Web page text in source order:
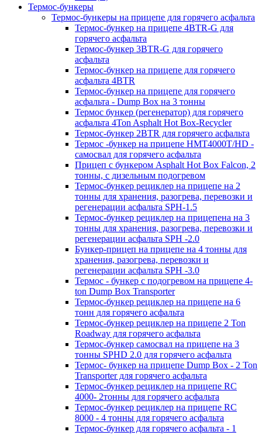
Термос-бункеры
Термос-бункеры на прицепе для горячего асфальта
Термос-бункер на прицепе 4BTR-G для
горячего асфальта
Термос-бункер 3BTR-G для горячего
асфальта
Термос-бункер на прицепе для горячего
асфальта 4BTR
Термос-бункер на прицепе для горячего
асфальта - Dump Box на 3 тонны
Термос бункер (регенератор) для горячего
асфальта 4Ton Asphalt Hot Box-Recycler
Термос-бункер 2BTR для горячего асфальта
Термос -бункер на прицепе HMT4000T/HD -
самосвал для горячего асфальта
Прицеп с бункером Asphalt Hot Box Falcon, 2
тонны, с дизельным подогревом
Термос-бункер рециклер на прицепе на 2
тонны для хранения, разогрева, перевозки и
регенерации асфальта SPH-1.5
Термос-бункер рециклер на прицепена на 3
тонны для хранения, разогрева, перевозки и
регенерации асфальта SPH -2.0
Бункер-прицеп на прицепе на 4 тонны для
хранения, разогрева, перевозки и
регенерации асфальта SPH -3.0
Термос - бункер с подогревом на прицепе 4-
ton Dump Box Transporter
Термос-бункер рециклер на прицепе на 6
тонн для горячего асфальта
Термос-бункер рециклер на прицепе 2 Ton
Roadway для горячего асфальта
Термос-бункер самосвал на прицепе на 3
тонны SPHD 2.0 для горячего асфальта
Термос- бункер на прицепе Dump Box - 2 Ton
Transporter для горячего асфальта
Термос-бункер рециклер на прицепе RC
4000- 2тонны для горячего асфальта
Термос-бункер рециклер на прицепе RC
8000 - 4 тонны для горячего асфальта
Термос-бункер для горячего асфальта - 1